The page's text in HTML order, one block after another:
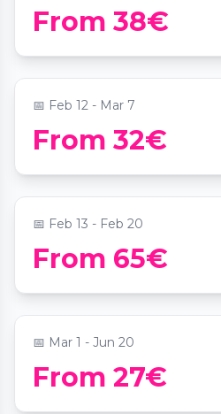
From 38€
Candlelight: Best of
📍Krypta der Hauptkirche St
📅 Feb 12 - Mar 7
From 32€
Zimmer
📍MARKK Museum am
📅 Feb 13 - Feb 20
From 65€
Einaudi
📍Mozartsäle Hamburg
📅 Mar 1 - Jun 20
From 27€
Candlelight: Das Beste